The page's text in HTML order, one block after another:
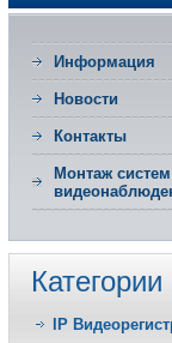
Информация
Новости
Контакты
Монтаж систем
Категории
IP